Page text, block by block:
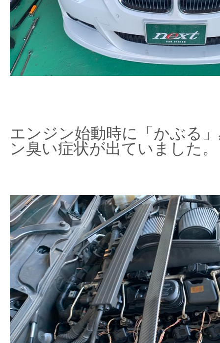
エンジン始動時に「かぶる
ン臭い症状が出ていました。